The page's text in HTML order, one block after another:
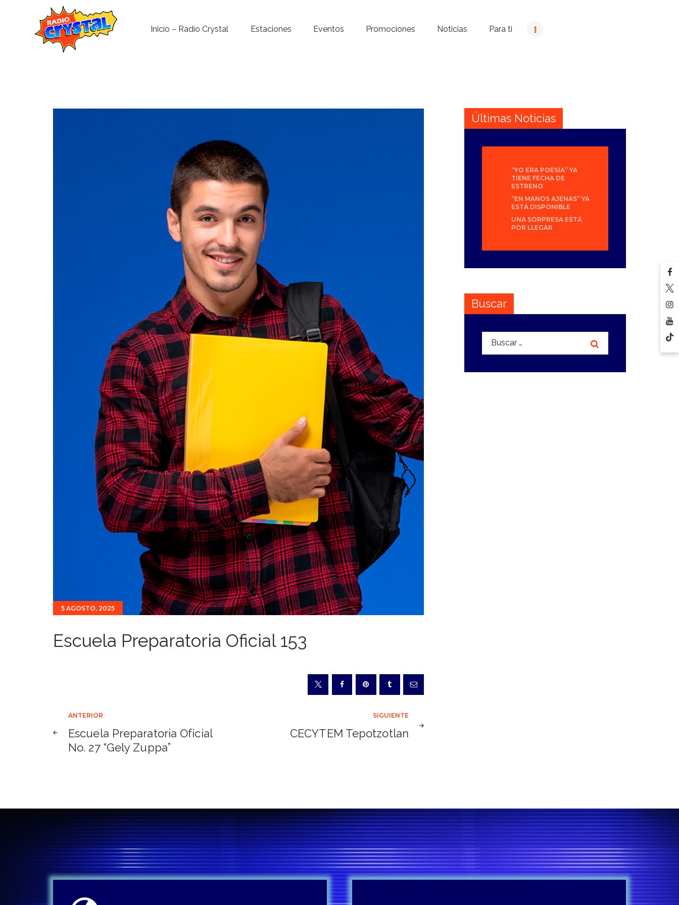
Inicio – Radio Crystal Estaciones Eventos Promociones Noticias Para ti
Para ti
Contacto
5 AGOSTO, 2025
Escuela Preparatoria Oficial 153
Navegación
de
ANTERIOR
Escuela Preparatoria Oficial
No. 27 “Gely Zuppa”
SIGUIENTE
CECYTEM Tepotzotlan
Últimas Noticias
“YO ERA POESÍA” YA
TIENE FECHA DE
ESTRENO
“EN MANOS AJENAS” YA
ESTÁ DISPONIBLE
UNA SORPRESA ESTÁ
POR LLEGAR
Buscar
Buscar: